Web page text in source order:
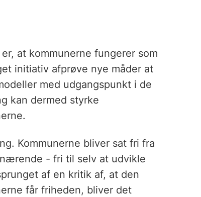
at kommunerne fungerer som
initiativ afprøve nye måder at
med udgangspunkt i de
kan dermed styrke
Kommunerne bliver sat fri fra
- fri til selv at udvikle
af en kritik af, at den
får friheden, bliver det